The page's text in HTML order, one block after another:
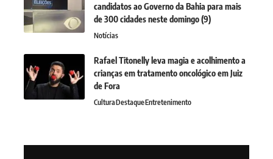
candidatos ao Governo da Bahia para mais
de 300 cidades neste domingo (9)
Notícias
Rafael Titonelly leva magia e acolhimento a
crianças em tratamento oncológico em Juiz
de Fora
CulturaDestaqueEntretenimento